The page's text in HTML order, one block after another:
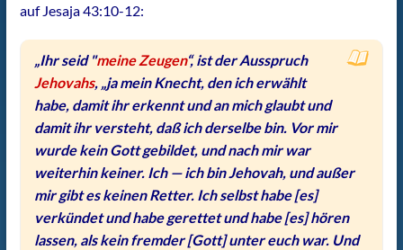
auf Jesaja 43:10-12:
„Ihr seid "meine Zeugen“, ist der Ausspruch
Jehovahs, „ja mein Knecht, den ich erwählt
habe, damit ihr erkennt und an mich glaubt und
damit ihr versteht, daß ich derselbe bin. Vor mir
wurde kein Gott gebildet, und nach mir war
weiterhin keiner. Ich — ich bin Jehovah, und außer
mir gibt es keinen Retter. Ich selbst habe [es]
verkündet und habe gerettet und habe [es] hören
lassen, als kein fremder [Gott] unter euch war. Und